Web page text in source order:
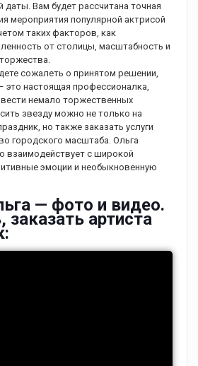
даты. Вам будет рассчитана точная
мероприятия популярной актрисой
таких факторов, как
от столицы, масштабность и
сожалеть о принятом решении,
это настоящая профессионалка,
немало торжественных
звезду можно не только на
но также заказать услуги
городского масштаба. Ольга
взаимодействует с широкой
эмоции и необыкновенную
— фото и видео.
заказать артиста